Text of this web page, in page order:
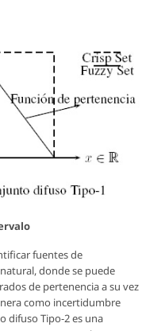
fuentes de
donde se puede
de pertenencia a su vez
como incertidumbre
difuso Tipo-2 es una